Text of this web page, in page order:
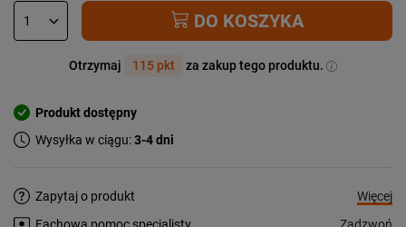
DO KOSZYKA
Otrzymaj 115 pkt za zakup tego produktu.
Produkt dostępny
Wysyłka w ciągu:3-4 dni
Zapytaj o produkt
Więcej